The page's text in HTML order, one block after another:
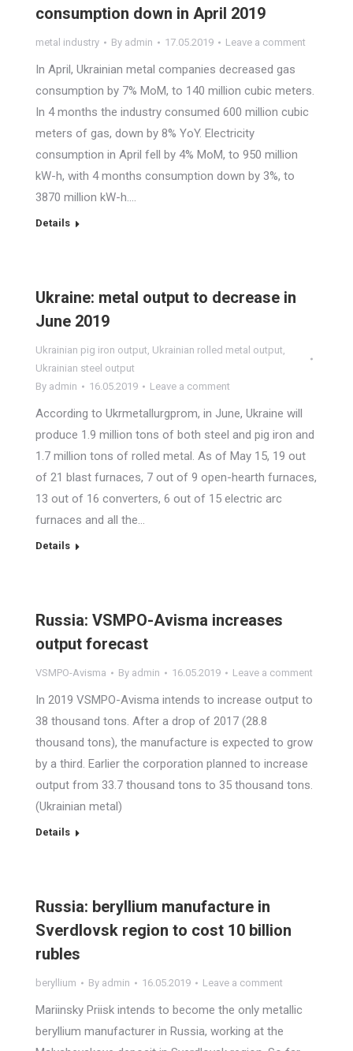
consumption down in April 2019
metal industry By admin 17.05.2019 Leave a comment
In April, Ukrainian metal companies decreased gas
consumption by 7% MoM, to 140 million cubic meters.
In 4 months the industry consumed 600 million cubic
meters of gas, down by 8% YoY. Electricity
consumption in April fell by 4% MoM, to 950 million
kW-h, with 4 months consumption down by 3%, to
3870 million kW-h.…
Details
Ukraine: metal output to decrease in
June 2019
Ukrainian pig iron output, Ukrainian rolled metal output,
Ukrainian steel output
By admin 16.05.2019 Leave a comment
According to Ukrmetallurgprom, in June, Ukraine will
produce 1.9 million tons of both steel and pig iron and
1.7 million tons of rolled metal. As of May 15, 19 out
of 21 blast furnaces, 7 out of 9 open-hearth furnaces,
13 out of 16 converters, 6 out of 15 electric arc
furnaces and all the…
Details
Russia: VSMPO-Avisma increases
output forecast
VSMPO-Avisma By admin 16.05.2019 Leave a comment
In 2019 VSMPO-Avisma intends to increase output to
38 thousand tons. After a drop of 2017 (28.8
thousand tons), the manufacture is expected to grow
by a third. Earlier the corporation planned to increase
output from 33.7 thousand tons to 35 thousand tons.
(Ukrainian metal)
Details
Russia: beryllium manufacture in
Sverdlovsk region to cost 10 billion
rubles
beryllium By admin 16.05.2019 Leave a comment
Mariinsky Priisk intends to become the only metallic
beryllium manufacturer in Russia, working at the